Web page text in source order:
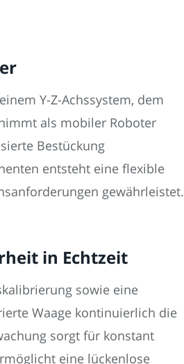
Y-Z-Achssystem, dem
als mobiler Roboter
Bestückung
entsteht eine flexible
gewährleistet.
in Echtzeit
sowie eine
Waage kontinuierlich die
sorgt für konstant
eine lückenlose